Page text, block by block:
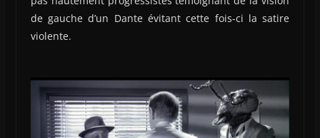
de gauche d’un Dante évitant cette fois-ci la satire
violente.